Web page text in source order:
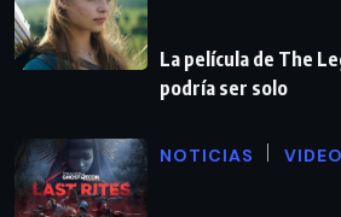
La película de The
podría ser solo
NOTICIAS